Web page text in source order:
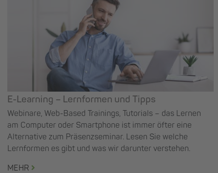
E-Learning – Lernformen und Tipps
Webinare, Web-Based Trainings, Tutorials – das Lernen
am Computer oder Smartphone ist immer öfter eine
Alternative zum Präsenzseminar. Lesen Sie welche
Lernformen es gibt und was wir darunter verstehen.
MEHR